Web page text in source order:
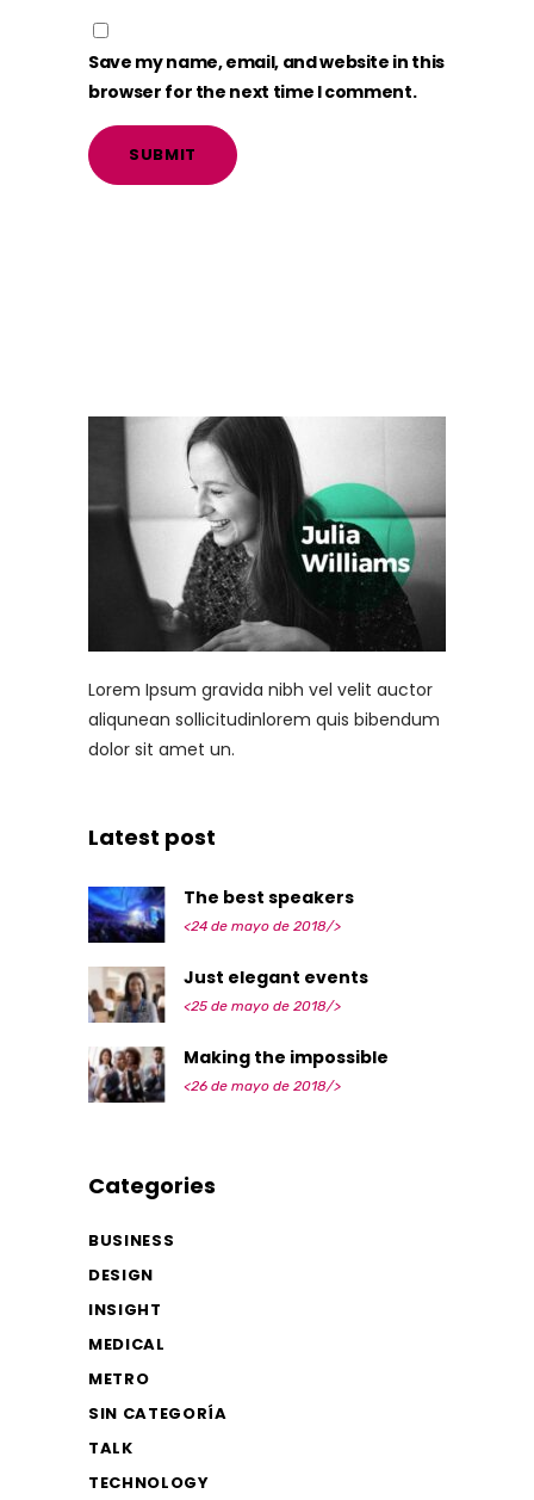
Save my name, email, and website in this
browser for the next time I comment.
Lorem Ipsum gravida nibh vel velit auctor
aliqunean sollicitudinlorem quis bibendum
dolor sit amet un.
Latest post
The best speakers
<24 de mayo de 2018/>
Just elegant events
<25 de mayo de 2018/>
Making the impossible
<26 de mayo de 2018/>
Categories
BUSINESS
DESIGN
INSIGHT
MEDICAL
METRO
SIN CATEGORÍA
TALK
TECHNOLOGY